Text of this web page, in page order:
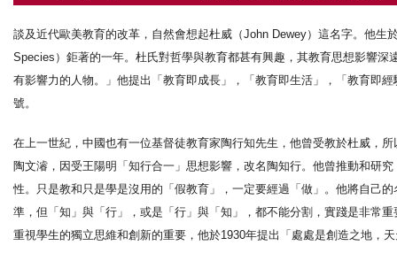
談及近代歐美教育的改革，自然會想起杜威（John Dewey）這名字。他
Species）鉅著的一年。杜氏對哲學與教育都甚有興趣，其教育思想影響
有影響力的人物。」他提出「教育即成長」，「教育即生活」，「教育即
號。
在上一世紀，中國也有一位基督徒教育家陶行知先生，他曾受教於杜威，
陶文濬，因受王陽明「知行合一」思想影響，改名陶知行。他曾推動和研
性。只是教和只是學是沒用的「假教育」，一定要經過「做」。他將自己
準，但「知」與「行」，或是「行」與「知」，都不能分割，實踐是非常
重視學生的獨立思維和創新的重要，他於1930年提出「處處是創造之地，